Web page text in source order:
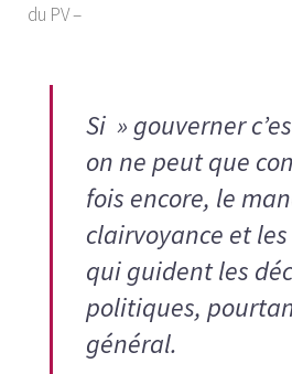
du PV –
Si » gouverner
on ne peut que
fois encore, le
clairvoyance et
qui guident les
politiques,
général.